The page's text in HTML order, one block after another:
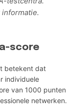
score
betekent dat
individuele
van 1000 punten
netwerken.